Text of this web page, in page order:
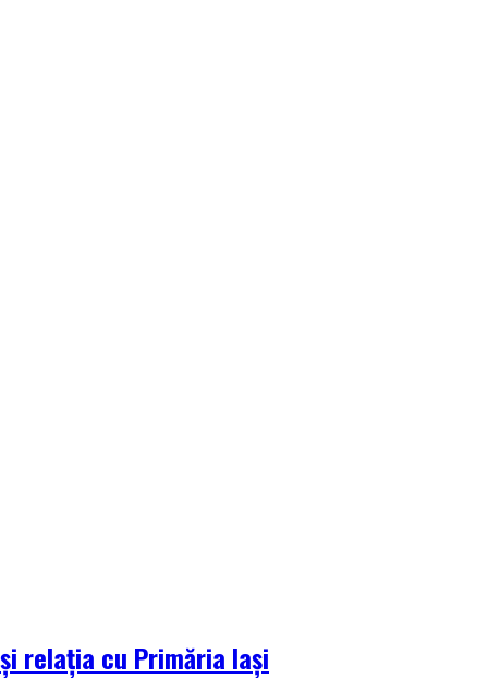
relația cu Primăria Iași